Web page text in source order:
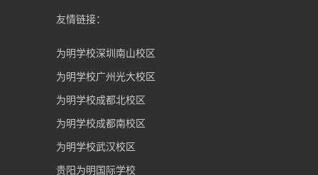
友情链接：
为明学校深圳南山校区
为明学校广州光大校区
为明学校成都北校区
为明学校成都南校区
为明学校武汉校区
贵阳为明国际学校